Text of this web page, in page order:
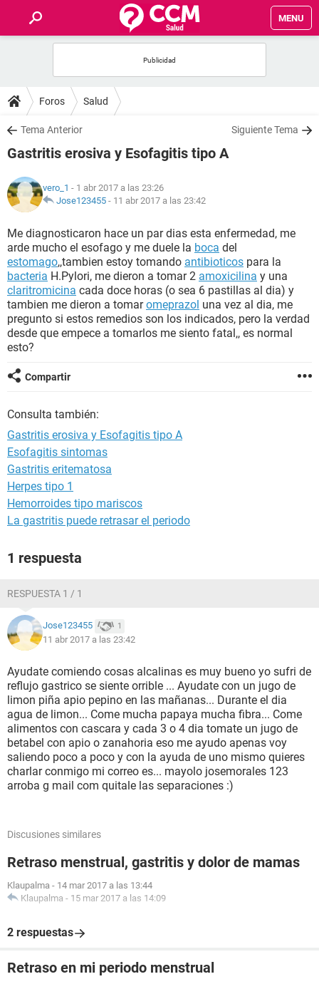
MENU
FOROS
SALUD
NUTRICIÓN
BIENESTAR
SEXUALIDAD
GLOSARIO
Foros Salud
Tema Anterior Siguiente Tema
Gastritis erosiva y Esofagitis tipo A
vero_1 - 1 abr 2017 a las 23:26
Jose123455 - 11 abr 2017 a las 23:42
Me diagnosticaron hace un par dias esta enfermedad, me
arde mucho el esofago y me duele la boca del
estomago,,tambien estoy tomando antibioticos para la
bacteria H.Pylori, me dieron a tomar 2 amoxicilina y una
claritromicina cada doce horas (o sea 6 pastillas al dia) y
tambien me dieron a tomaromeprazol una vez al dia, me
pregunto si estos remedios son los indicados, pero la verdad
desde que empece a tomarlos me siento fatal,, es normal
esto?
Compartir
Consulta también:
Gastritis erosiva y Esofagitis tipo A
Esofagitis sintomas
Gastritis eritematosa
Herpes tipo 1
Hemorroides tipo mariscos
La gastritis puede retrasar el periodo
1 respuesta
RESPUESTA 1 / 1
Jose123455 1
11 abr 2017 a las 23:42
Ayudate comiendo cosas alcalinas es muy bueno yo sufri de
reflujo gastrico se siente orrible ... Ayudate con un jugo de
limon piña apio pepino en las mañanas... Durante el dia
agua de limon... Come mucha papaya mucha fibra... Come
alimentos con cascara y cada 3 o 4 dia tomate un jugo de
betabel con apio o zanahoria eso me ayudo apenas voy
saliendo poco a poco y con la ayuda de uno mismo quieres
charlar conmigo mi correo es... mayolo josemorales 123
arroba g mail com quitale las separaciones :)
Discusiones similares
Retraso menstrual, gastritis y dolor de mamas
Klaupalma - 14 mar 2017 a las 13:44
Klaupalma - 15 mar 2017 a las 14:09
2 respuestas
Retraso en mi periodo menstrual